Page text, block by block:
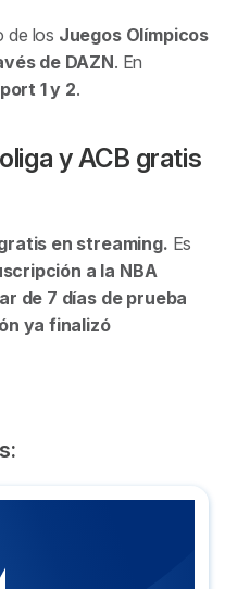
de los Juegos Olímpicos
de DAZN. En
1 y 2.
y ACB gratis
en streaming. Es
a la NBA
de 7 días de prueba
ya finalizó
2024/25: Opciones y